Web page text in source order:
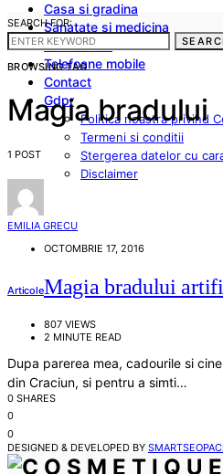
Casa si gradina
Sanatate si medicina
Cum sa fac
Telefoane mobile
Contact
Gdpr
Politica noastra privind
Termeni si conditii
Stergerea datelor cu
Disclaimer
SEARCH FOR:
BROWSING TAG
Magia bradului
1 POST
EMILIA GRECU
OCTOMBRIE 17, 2016
ArticoleMagia bradului
807 VIEWS
2 MINUTE READ
Dupa parerea mea, cadourile si
din Craciun, si pentru a simti…
0 SHARES
0
0
DESIGNED & DEVELOPED BY